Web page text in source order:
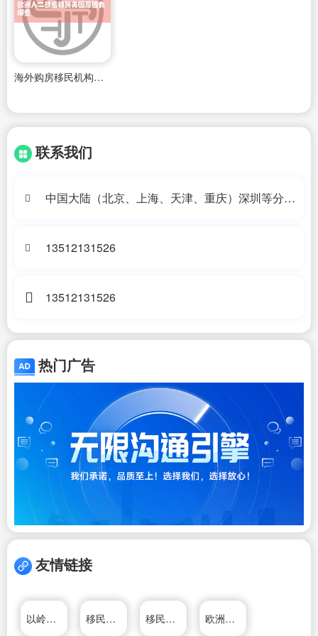
海外购房移民机构名单公示
联系我们
中国大陆（北京、上海、天津、重庆）深圳等分公
13512131526
13512131526
热门广告
友情链接
以岭药业 移民家园网 移民家园网! 欧洲GO